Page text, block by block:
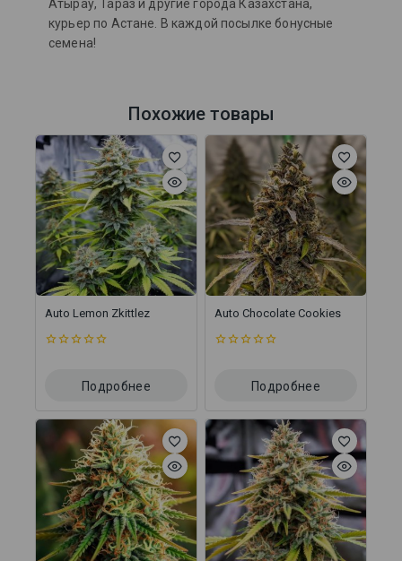
Атырау, Тараз и другие города Казахстана,
курьер по Астане. В каждой посылке бонусные
семена!
Похожие товары
Auto Lemon Zkittlez
Подробнее
Auto Chocolate Cookies
Подробнее